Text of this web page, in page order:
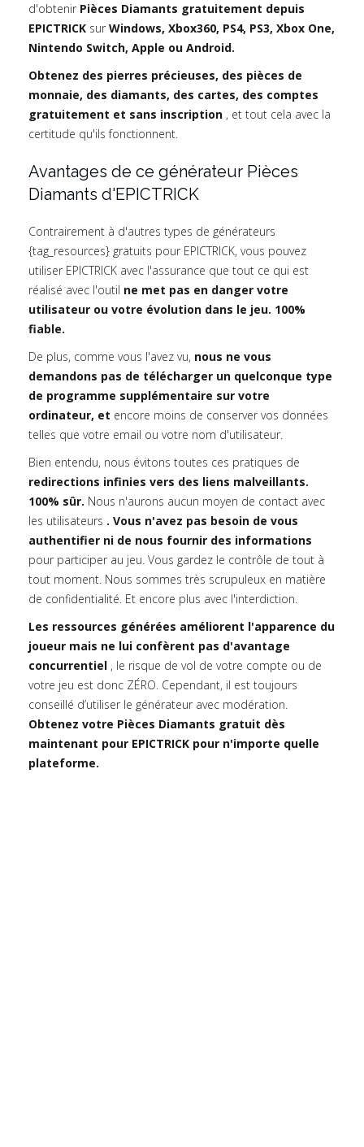
d'obtenir Pièces Diamants gratuitement depuis
EPICTRICK sur Windows, Xbox360, PS4, PS3, Xbox One,
Nintendo Switch, Apple ou Android.
Obtenez des pierres précieuses, des pièces de
monnaie, des diamants, des cartes, des comptes
gratuitement et sans inscription , et tout cela avec la
certitude qu'ils fonctionnent.
Avantages de ce générateur Pièces
Diamants d'EPICTRICK
Contrairement à d'autres types de générateurs
{tag_resources} gratuits pour EPICTRICK, vous pouvez
utiliser EPICTRICK avec l'assurance que tout ce qui est
réalisé avec l'outil ne met pas en danger votre
utilisateur ou votre évolution dans le jeu. 100%
fiable.
De plus, comme vous l'avez vu, nous ne vous
demandons pas de télécharger un quelconque type
de programme supplémentaire sur votre
ordinateur, et encore moins de conserver vos données
telles que votre email ou votre nom d'utilisateur.
Bien entendu, nous évitons toutes ces pratiques de
redirections infinies vers des liens malveillants.
100% sûr. Nous n'aurons aucun moyen de contact avec
les utilisateurs . Vous n'avez pas besoin de vous
authentifier ni de nous fournir des informations
pour participer au jeu. Vous gardez le contrôle de tout à
tout moment. Nous sommes très scrupuleux en matière
de confidentialité. Et encore plus avec l'interdiction.
Les ressources générées améliorent l'apparence du
joueur mais ne lui confèrent pas d'avantage
concurrentiel , le risque de vol de votre compte ou de
votre jeu est donc ZÉRO. Cependant, il est toujours
conseillé d’utiliser le générateur avec modération.
Obtenez votre Pièces Diamants gratuit dès
maintenant pour EPICTRICK pour n'importe quelle
plateforme.